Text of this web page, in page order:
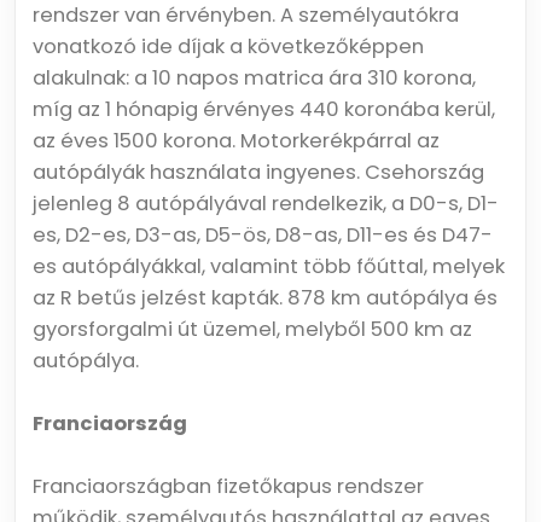
rendszer van érvényben. A személyautókra
vonatkozó ide díjak a következőképpen
alakulnak: a 10 napos matrica ára 310 korona,
míg az 1 hónapig érvényes 440 koronába kerül,
az éves 1500 korona. Motorkerékpárral az
autópályák használata ingyenes. Csehország
jelenleg 8 autópályával rendelkezik, a D0-s, D1-
es, D2-es, D3-as, D5-ös, D8-as, D11-es és D47-
es autópályákkal, valamint több főúttal, melyek
az R betűs jelzést kapták. 878 km autópálya és
gyorsforgalmi út üzemel, melyből 500 km az
autópálya.
Franciaország
Franciaországban fizetőkapus rendszer